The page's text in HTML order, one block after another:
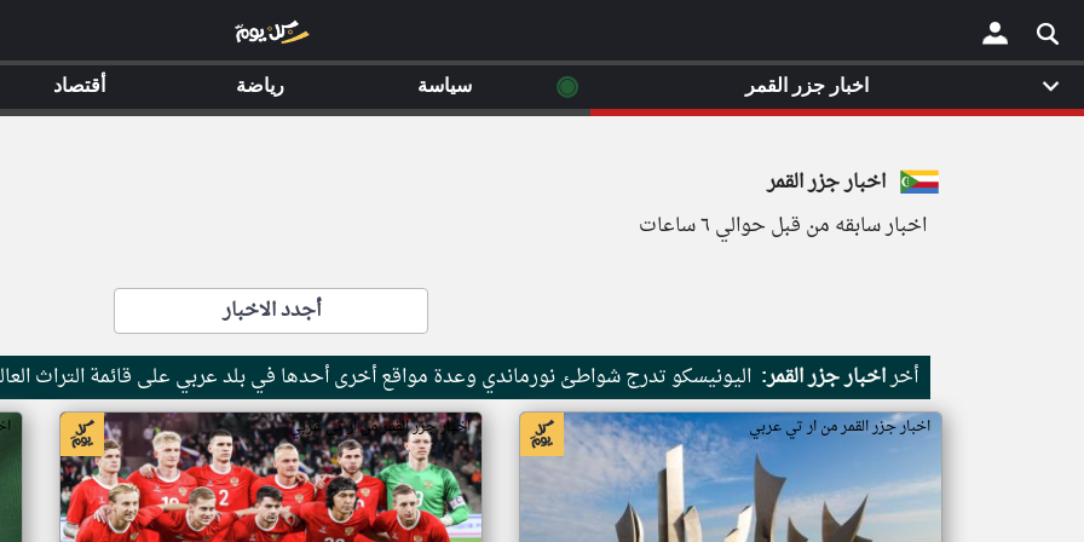
×
اخبار جزر القمر
اخبار سابقه من قبل حوالي ٦ ساعات
أجدد الاخبار
أخراخبار جزر القمر: اليونيسكو تدرج شواطئ نورماندي وعدة مواقع أخرى أحدها في بلد عربي على قائمة التراث
اخبار جزر القمر من ار تي عربي اخبار جزر القمر من ار تي عربي
اخبار جزر القمر ◉ سياسة رياضة أقتصاد